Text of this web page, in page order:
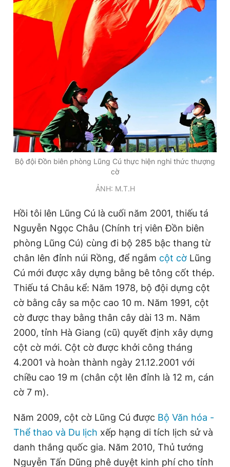
Bộ đội Đồn biên phòng Lũng Cú thực hiện nghi thức thượng
cờ
ẢNH: M.T.H
Hồi tôi lên Lũng Cú là cuối năm 2001, thiếu tá
Nguyễn Ngọc Châu (Chính trị viên Đồn biên
phòng Lũng Cú) cùng đi bộ 285 bậc thang từ
chân lên đỉnh núi Rồng, để ngắm cột cờ Lũng
Cú mới được xây dựng bằng bê tông cốt thép.
Thiếu tá Châu kể: Năm 1978, bộ đội dựng cột
cờ bằng cây sa mộc cao 10 m. Năm 1991, cột
cờ được thay bằng thân cây dài 13 m. Năm
2000, tỉnh Hà Giang (cũ) quyết định xây dựng
cột cờ mới. Cột cờ được khởi công tháng
4.2001 và hoàn thành ngày 21.12.2001 với
chiều cao 19 m (chân cột lên đỉnh là 12 m, cán
cờ 7 m).
Năm 2009, cột cờ Lũng Cú được Bộ Văn hóa -
Thể thao và Du lịch xếp hạng di tích lịch sử và
danh thắng quốc gia. Năm 2010, Thủ tướng
Nguyễn Tấn Dũng phê duyệt kinh phí cho tỉnh